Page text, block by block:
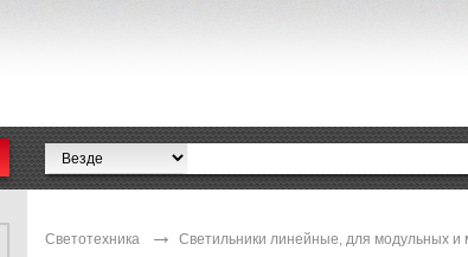
Светотехника Светильники линейные, для модульных и